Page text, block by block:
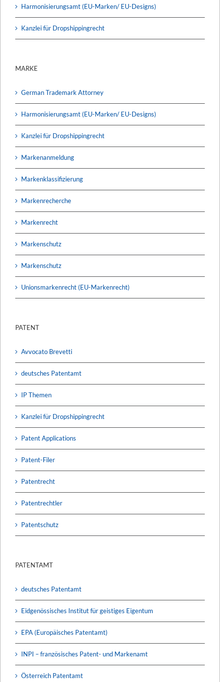
Harmonisierungsamt (EU-Marken/ EU-Designs)
Kanzlei für Dropshippingrecht
MARKE
German Trademark Attorney
Harmonisierungsamt (EU-Marken/ EU-Designs)
Kanzlei für Dropshippingrecht
Markenanmeldung
Markenklassifizierung
Markenrecherche
Markenrecht
Markenschutz
Markenschutz
Unionsmarkenrecht (EU-Markenrecht)
PATENT
Avvocato Brevetti
deutsches Patentamt
IP Themen
Kanzlei für Dropshippingrecht
Patent Applications
Patent-Filer
Patentrecht
Patentrechtler
Patentschutz
PATENTAMT
deutsches Patentamt
Eidgenössisches Institut für geistiges Eigentum
EPA (Europäisches Patentamt)
INPI – französisches Patent- und Markenamt
Österreich Patentamt